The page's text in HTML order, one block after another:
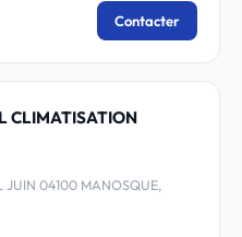
Contacter
CLIMATISATION
JUIN 04100 MANOSQUE,